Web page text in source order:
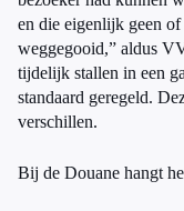
en die eigenlijk geen
weggegooid,” aldus
tijdelijk stallen in een
standaard geregeld.
verschillen.
Bij de Douane hangt